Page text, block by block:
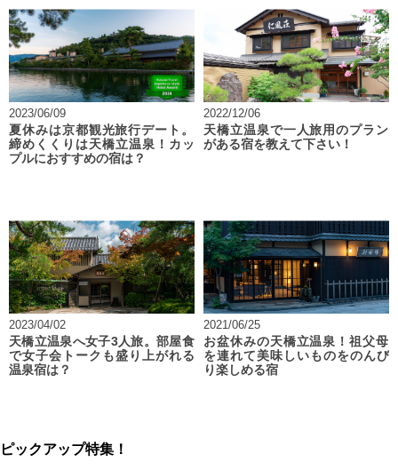
2023/06/09
夏休みは京都観光旅行デート。
締めくくりは天橋立温泉！カッ
プルにおすすめの宿は？
2022/12/06
天橋立温泉で一人旅用のプラン
がある宿を教えて下さい！
2023/04/02
天橋立温泉へ女子3人旅。部屋食
で女子会トークも盛り上がれる
温泉宿は？
2021/06/25
お盆休みの天橋立温泉！祖父母
を連れて美味しいものをのんび
り楽しめる宿
ピックアップ特集！